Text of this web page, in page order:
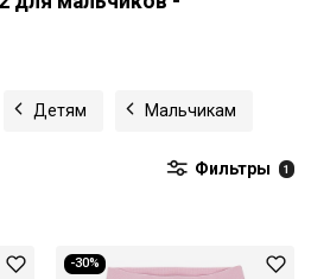
Детям Мальчикам
Фильтры 1
-30%